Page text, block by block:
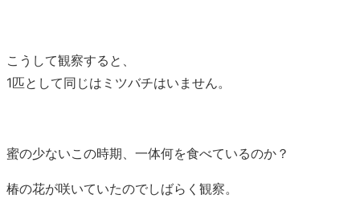
こうして観察すると、
1匹として同じはミツバチはいません。
蜜の少ないこの時期、一体何を食べているのか？
椿の花が咲いていたのでしばらく観察。